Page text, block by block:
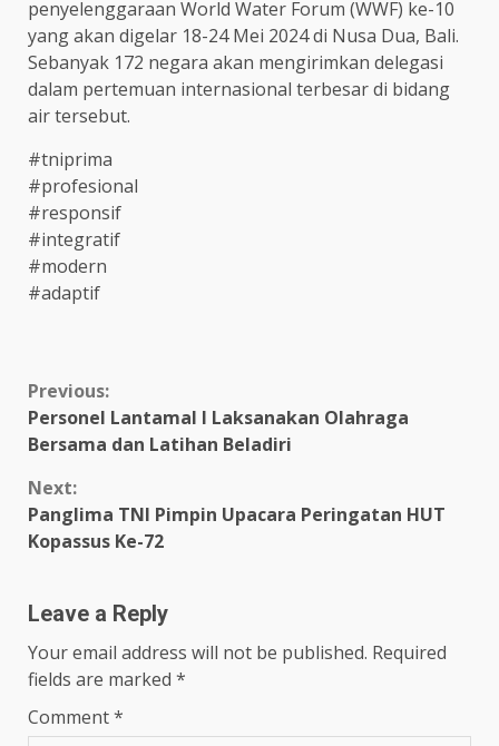
penyelenggaraan World Water Forum (WWF) ke-10
yang akan digelar 18-24 Mei 2024 di Nusa Dua, Bali.
Sebanyak 172 negara akan mengirimkan delegasi
dalam pertemuan internasional terbesar di bidang
air tersebut.
#tniprima
#profesional
#responsif
#integratif
#modern
#adaptif
Continue
Reading
Previous:
Personel Lantamal I Laksanakan Olahraga
Bersama dan Latihan Beladiri
Next:
Panglima TNI Pimpin Upacara Peringatan HUT
Kopassus Ke-72
Leave a Reply
Your email address will not be published. Required
fields are marked *
Comment*